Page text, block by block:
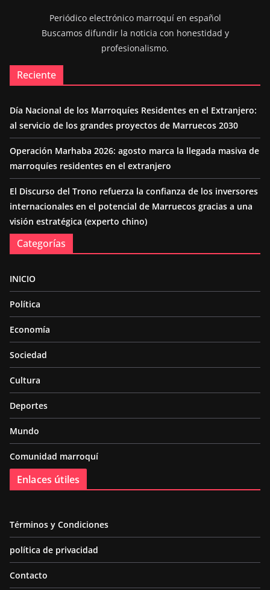
Periódico electrónico marroquí en español
Buscamos difundir la noticia con honestidad y
profesionalismo.
Reciente
Día Nacional de los Marroquíes Residentes en el Extranjero:
al servicio de los grandes proyectos de Marruecos 2030
Operación Marhaba 2026: agosto marca la llegada masiva de
marroquíes residentes en el extranjero
El Discurso del Trono refuerza la confianza de los inversores
internacionales en el potencial de Marruecos gracias a una
visión estratégica (experto chino)
Categorías
INICIO
Política
Economía
Sociedad
Cultura
Deportes
Mundo
Comunidad marroquí
Enlaces útiles
Términos y Condiciones
política de privacidad
Contacto